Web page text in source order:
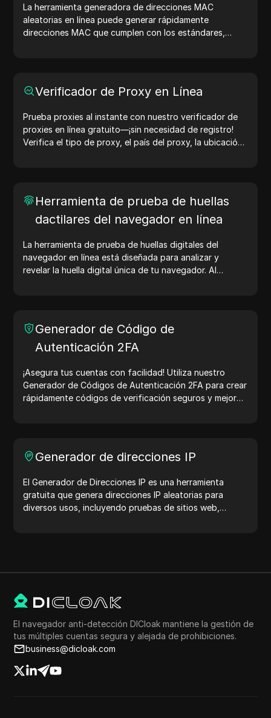
La herramienta generadora de direcciones MAC
aleatorias en línea puede generar rápidamente
direcciones MAC que cumplen con los estándares,
Verificador de Proxy en Línea
Prueba proxies al instante con nuestro verificador de
proxies en línea gratuito—¡sin necesidad de registro!
Verifica el tipo de proxy, el país del proxy, la ubicación
Herramienta de prueba de huellas
dactilares del navegador en línea
La herramienta de prueba de huellas digitales del
navegador en línea está diseñada para analizar y
revelar la huella digital única de tu navegador. Al
línea.
Generador de Código de
Autenticación 2FA
¡Asegura tus cuentas con facilidad! Utiliza nuestro
Generador de Códigos de Autenticación 2FA para crear
rápidamente códigos de verificación seguros y mejorar
Generador de direcciones IP
El Generador de Direcciones IP es una herramienta
gratuita que genera direcciones IP aleatorias para
diversos usos, incluyendo pruebas de sitios web,
geolocalización, verificaciones de privacidad y más.
desarrollo: ¡genera direcciones IP ahora!
El navegador anti-detección DICloak mantiene la gestión de
tus múltiples cuentas segura y alejada de prohibiciones.
business@dicloak.com